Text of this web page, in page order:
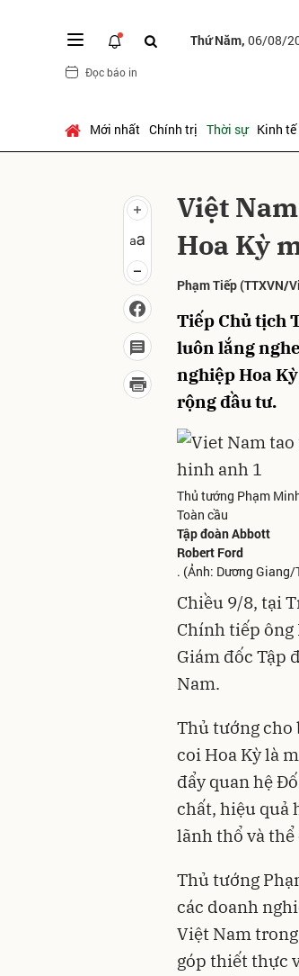
Thứ Năm, 06/08/
Đọc báo in
Mới nhất Chính trị Thời sự Kinh tế
Việt
Hoa Kỳ
Phạm Tiếp(TTXVN/
Tiếp Chủ tịch
luôn lắng
nghiệp Hoa
rộng đầu tư.
Thủ tướng Phạm
Toàn cầu
Tập đoàn Abbott
Robert Ford
. (Ảnh: Dương Giang/
Chiều 9/8, tại
Chính tiếp ông
Giám đốc Tập
Nam.
Thủ tướng cho
coi Hoa Kỳ là
đẩy quan hệ
chất, hiệu quả
lãnh thổ và
Thủ tướng
các doanh
Việt Nam
góp thiết thực